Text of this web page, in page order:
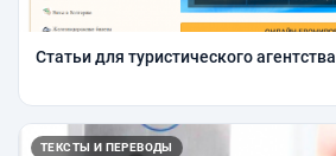
Статьи для туристического агентства
ТЕКСТЫ И ПЕРЕВОДЫ